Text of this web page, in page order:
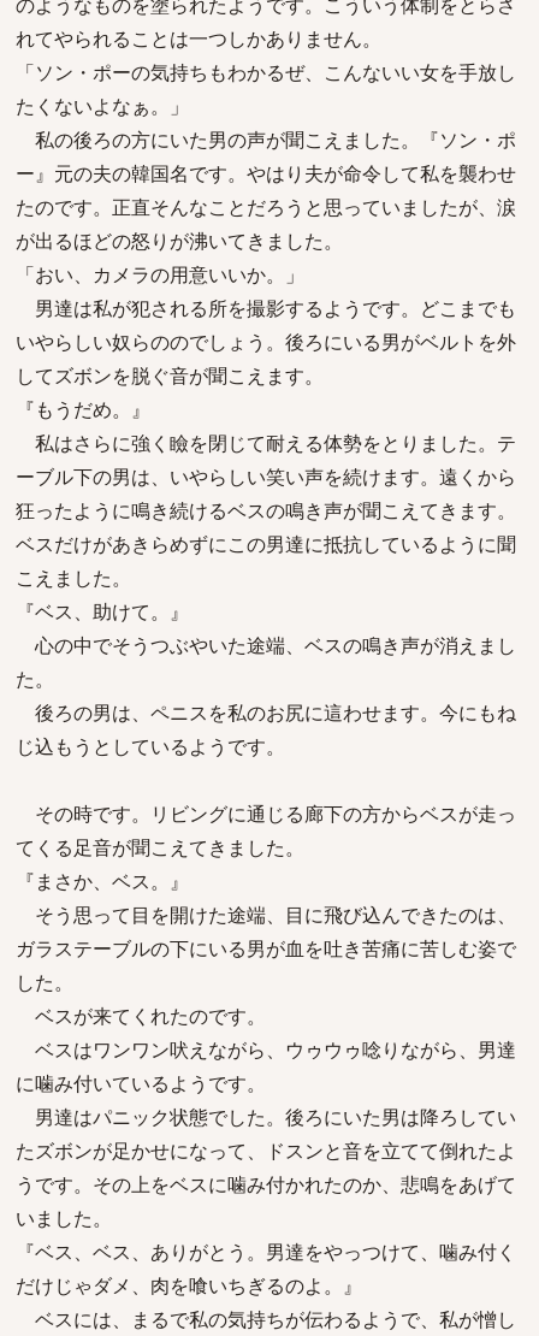
れてやられることは一つしかありません。
「ソン・ポーの気持ちもわかるぜ、こんないい女を手放し
たくないよなぁ。」
私の後ろの方にいた男の声が聞こえました。『ソン・ポ
ー』元の夫の韓国名です。やはり夫が命令して私を襲わせ
たのです。正直そんなことだろうと思っていましたが、涙
が出るほどの怒りが沸いてきました。
「おい、カメラの用意いいか。」
男達は私が犯される所を撮影するようです。どこまでも
いやらしい奴らののでしょう。後ろにいる男がベルトを外
してズボンを脱ぐ音が聞こえます。
『もうだめ。』
私はさらに強く瞼を閉じて耐える体勢をとりました。テ
ーブル下の男は、いやらしい笑い声を続けます。遠くから
狂ったように鳴き続けるベスの鳴き声が聞こえてきます。
ベスだけがあきらめずにこの男達に抵抗しているように聞
こえました。
『ベス、助けて。』
心の中でそうつぶやいた途端、ベスの鳴き声が消えまし
た。
後ろの男は、ペニスを私のお尻に這わせます。今にもね
じ込もうとしているようです。
その時です。リビングに通じる廊下の方からベスが走っ
てくる足音が聞こえてきました。
『まさか、ベス。』
そう思って目を開けた途端、目に飛び込んできたのは、
ガラステーブルの下にいる男が血を吐き苦痛に苦しむ姿で
した。
ベスが来てくれたのです。
ベスはワンワン吠えながら、ウゥウゥ唸りながら、男達
に噛み付いているようです。
男達はパニック状態でした。後ろにいた男は降ろしてい
たズボンが足かせになって、ドスンと音を立てて倒れたよ
うです。その上をベスに噛み付かれたのか、悲鳴をあげて
いました。
『ベス、ベス、ありがとう。男達をやっつけて、噛み付く
だけじゃダメ、肉を喰いちぎるのよ。』
ベスには、まるで私の気持ちが伝わるようで、私が憎し